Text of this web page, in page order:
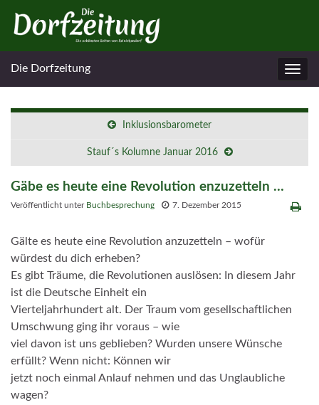
Die Dorfzeitung
Inklusionsbarometer
Stauf´s Kolumne Januar 2016
Gäbe es heute eine Revolution enzuzetteln …
Veröffentlicht unter Buchbesprechung 7. Dezember 2015
Gälte es heute eine Revolution anzuzetteln – wofür
würdest du dich erheben?
Es gibt Träume, die Revolutionen aus lösen:
In diesem Jahr
ist die Deutsche Einheit ein
Vierteljahrhundert alt. Der Traum vom gesell schaftlichen
Umschwung ging ihr voraus – wie
viel davon ist uns geblieben? Wurden unsere Wünsche
erfüll t? Wenn nicht: Können wir
jetzt noch einmal Anlauf nehmen und das Unglaubliche
wagen?